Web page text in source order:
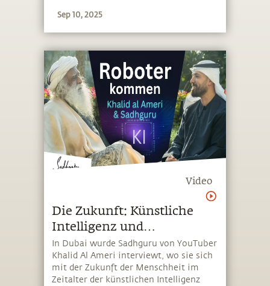
Sep 10, 2025
Video
Die Zukunft: Künstliche
Intelligenz und
Bewusstsein
In Dubai wurde Sadhguru von YouTuber
Khalid Al Ameri interviewt, wo sie sich
mit der Zukunft der Menschheit im
Zeitalter der künstlichen Intelligenz